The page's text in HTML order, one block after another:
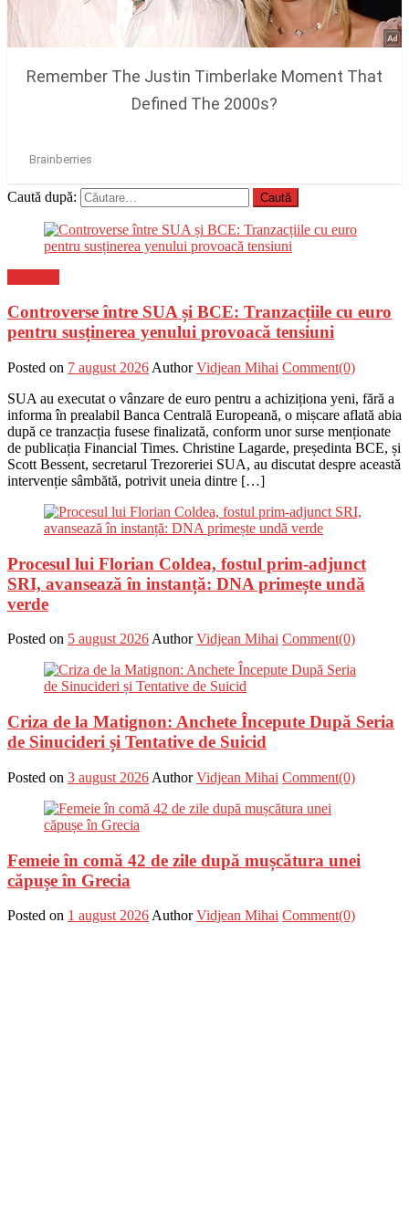
Caută după:
Controverse între SUA și BCE: Tranzacțiile cu euro
pentru susținerea yenului provoacă tensiuni
Posted on 7 august 2026 Author Vidjean Mihai Comment(0)
SUA au executat o vânzare de euro pentru a achiziționa yeni, fără a
informa în prealabil Banca Centrală Europeană, o mișcare aflată abia
după ce tranzacția fusese finalizată, conform unor surse menționate
de publicația Financial Times. Christine Lagarde, președinta BCE, și
Scott Bessent, secretarul Trezoreriei SUA, au discutat despre această
intervenție sâmbătă, potrivit uneia dintre […]
Procesul lui Florian Coldea, fostul prim-adjunct
SRI, avansează în instanță: DNA primește undă
verde
Posted on 5 august 2026Author Vidjean Mihai Comment(0)
Criza de la Matignon: Anchete Începute După Seria
de Sinucideri și Tentative de Suicid
Posted on 3 august 2026 Author Vidjean Mihai Comment(0)
Femeie în comă 42 de zile după mușcătura unei
căpușe în Grecia
Posted on 1 august 2026 Author Vidjean Mihai Comment(0)